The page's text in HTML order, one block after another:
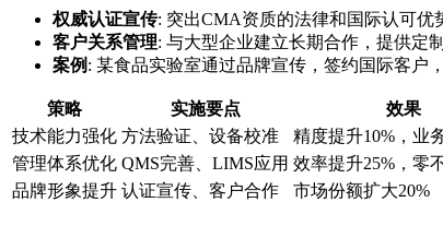
权威认证宣传: 突出CMA资质的法律和国际认可优
客户关系管理: 与大型企业建立长期合作，提供定
案例 : 某食品实验室通过品牌宣传，签约国际客户
策略 实施要点
效果
技术能力强化 方法验证、设备校准
精度提升10%，业
管理体系优化 QMS完善、LIMS应用 效率提升25%，零
品牌形象提升 认证宣传、客户合作 市场份额扩大20%